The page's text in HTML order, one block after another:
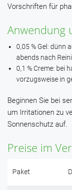
Vorschriften für
Anwendung
0,05 % Gel: dünn
abends nach
0,1 % Creme: bei
vorzugsweise in
Beginnen Sie bei
um Irritationen zu
Sonnenschutz auf.
Preise im
Paket